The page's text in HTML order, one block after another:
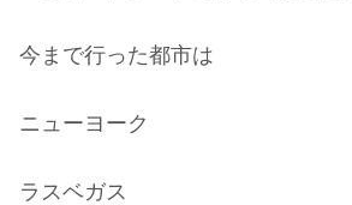
今まで行った都市は
ニューヨーク
ラスベガス